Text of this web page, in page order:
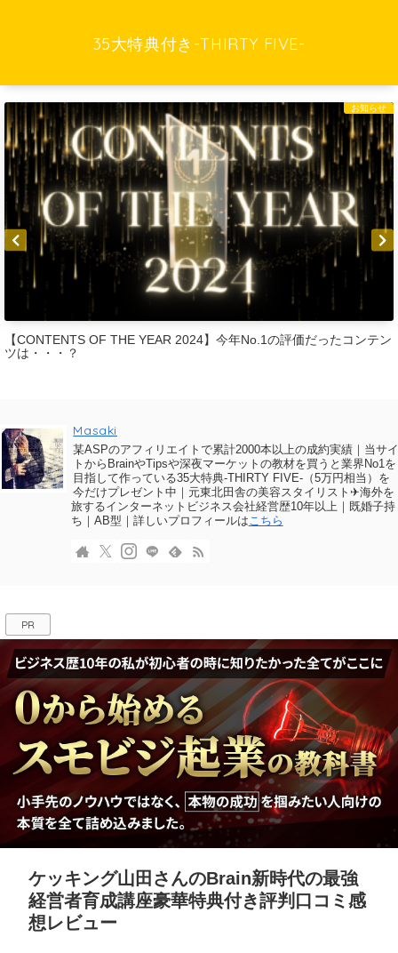
35大特典付き-THIRTY FIVE-
お知らせ
【CONTENTS OF THE YEAR 2024】今年No.1の評価だったコンテン
ツは・・・？
Masaki
某ASPのアフィリエイトで累計2000本以上の成約実績｜当サ
トからBrainやTipsや深夜マーケットの教材を買うと業界No1を
目指して作っている35大特典-THIRTY FIVE-（5万円相当）を
今だけプレゼント中｜元東北田舎の美容スタイリスト✈海外を
旅するインターネットビジネス会社経営歴10年以上｜既婚子持
ち｜AB型｜詳しいプロフィールはこちら
PR
ケッキング山田さんのBrain新時代の最強
経営者育成講座豪華特典付き評判口コミ感
想レビュー